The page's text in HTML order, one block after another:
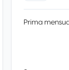
Prima